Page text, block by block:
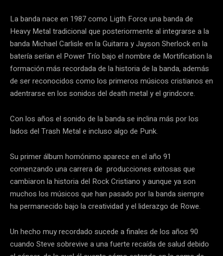
La banda nace en 1987 como Ligth Force una banda de
Heavy Metal tradicional que posteriormente al integrarse a la
banda Michael Carlisle en la Guitarra y Jayson Sherlock en la
batería serían el Power Trío bajo el nombre de Mortification la
formación más recordada de la historia de la banda, además
de ser reconocidos como los primeros músicos cristianos en
adentrarse en los sonidos del death metal y el grindcore.
Con los años el sonido de la banda se inclina más por los
lados del Trash Metal e incluso algo de Punk.
Su primer álbum homónimo aparece en el año 91
comenzando una carrera de producciones exitosas que
cambiaron la historia del Rock Cristiano y aunque ya son
muchos los músicos que han pasado por la banda siempre
ha permanecido bajo la creatividad y el liderazgo de Rowe.
Un hecho muy recordado sucede a finales de los años 90
cuando Steve sobrevive a una fuerte recaída de salud debido